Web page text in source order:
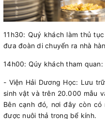
11h30: Quý khách làm thủ
đưa đoàn di chuyển ra nhà
14h00: Qúy khách tham quan:
- Viện Hải Dương Học: Lưu
sinh vật và trên 20.000 mẫu
Bên cạnh đó, nơi đây còn
được nuôi thả trong bể kính.